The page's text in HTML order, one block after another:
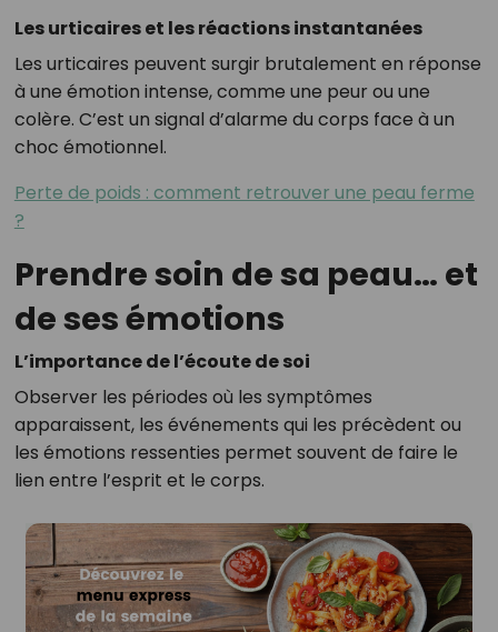
Les urticaires et les réactions instantanées
Les urticaires peuvent surgir brutalement en réponse
à une émotion intense, comme une peur ou une
colère. C’est un signal d’alarme du corps face à un
choc émotionnel.
Perte de poids : comment retrouver une peau ferme
?
Prendre soin de sa peau… et
de ses émotions
L’importance de l’écoute de soi
Observer les périodes où les symptômes
apparaissent, les événements qui les précèdent ou
les émotions ressenties permet souvent de faire le
lien entre l’esprit et le corps.